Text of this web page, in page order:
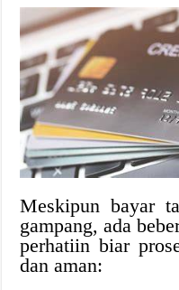
Meskipun bayar
gampang, ada
perhatiin biar
dan aman: